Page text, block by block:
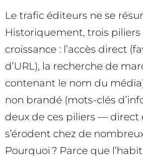
Le trafic éditeurs ne se
Historiquement, trois
croissance : l’accès direct
d’URL), la recherche de
contenant le nom du
non brandé (mots-clés
deux de ces piliers —
s’érodent chez de
Pourquoi ? Parce que